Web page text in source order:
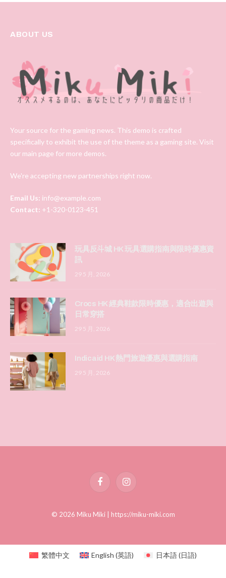
ABOUT US
Your source for the gaming news. This demo is crafted
specifically to exhibit the use of the theme as a gaming site. Visit
our main page for more demos.
We're accepting new partnerships right now.
Email Us: info@example.com
Contact: +1-320-0123-451
玩具反斗城 HK 玩具選購指南與限時優惠資
訊
29 5 月, 2026
Crocs HK 經典鞋款限時優惠，適合出遊與
日常穿搭
29 5 月, 2026
Indicaid HK 熱門旅遊優惠與選購指南
29 5 月, 2026
FacebookInstagram
© 2026 Miku Miki | https://miku-miki.com
繁體中文 English (英語) 日本語(日語)